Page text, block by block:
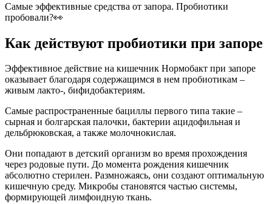
Самые эффективные средства от запора. Пробиотики
пробовали?👀
Как действуют пробиотики при запоре
Эффективное действие на кишечник Нормобакт при запоре
оказывает благодаря содержащимся в нем пробиотикам –
живым лакто-, бифидобактериям.
Самые распространенные бациллы первого типа такие –
сырная и болгарская палочки, бактерии ацидофильная и
дельбрюковская, а также молочнокислая.
Они попадают в детский организм во время прохождения
через родовые пути. До момента рождения кишечник
абсолютно стерилен. Размножаясь, они создают оптимальную
кишечную среду. Микробы становятся частью системы,
формирующей лимфоидную ткань.